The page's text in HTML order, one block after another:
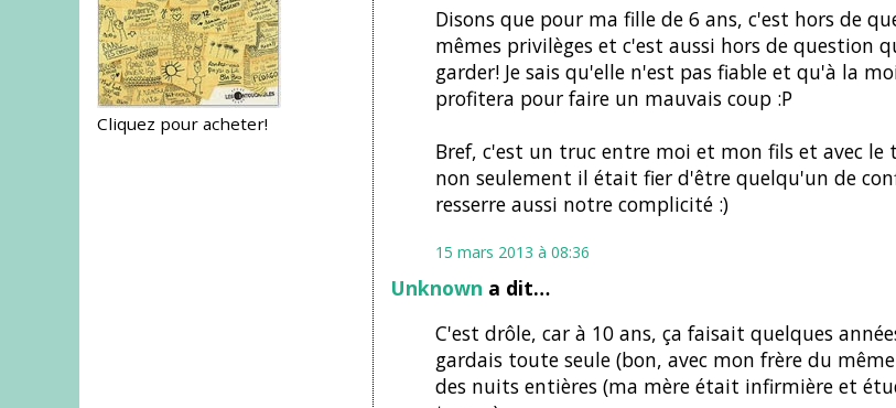
Cliquez pour acheter!
Disons que pour ma fille de 6 ans, c'est hors de
mêmes privilèges et c'est aussi hors de question
garder! Je sais qu'elle n'est pas fiable et qu'à la
profitera pour faire un mauvais coup :P
Bref, c'est un truc entre moi et mon fils et avec le
non seulement il était fier d'être quelqu'un de
resserre aussi notre complicité :)
15 mars 2013 à 08:36
Unknown a dit…
C'est drôle, car à 10 ans, ça faisait quelques
gardais toute seule (bon, avec mon frère du
des nuits entières (ma mère était infirmière et